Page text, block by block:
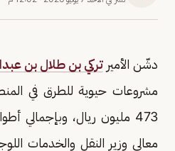
دشّن الأمير تركي بن طلال بن
مشروعات حيوية للطرق في
معالي وزير النقل والخدمات